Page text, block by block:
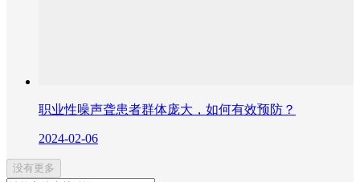
职业性噪声聋患者群体庞大，如何有效预防？
2024-02-06
没有更多